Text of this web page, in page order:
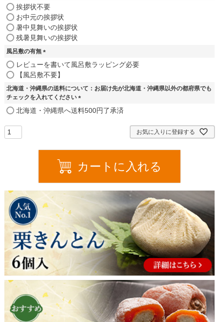
(
必
須
)
挨拶状不要
お中元の挨拶状
暑中見舞いの挨拶状
残暑見舞いの挨拶状
風呂敷の有無
(
必
須
)
レビューを書いて風呂敷ラッピング必要
【風呂敷不要】
北海道・沖縄県の送料について：お届け先が北海道・沖縄県以外の都府県でも
チェックを入れてください
(
北海道・沖縄県へ送料500円了承済
お気に入りに登録する
カートに入れる